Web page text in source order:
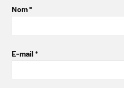
Nom*
E-mail *